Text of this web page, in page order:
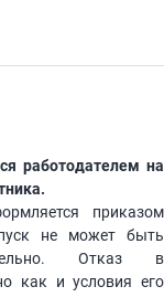
работодателем на
приказом
не может быть
Отказ в
как и условия его